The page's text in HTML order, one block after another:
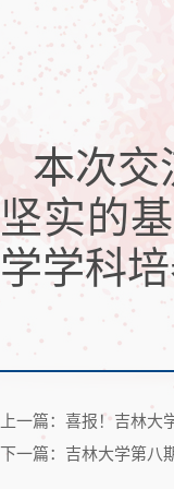
本次交
坚实的
学学科
上一篇：喜报！吉林
下一篇：吉林大学第八